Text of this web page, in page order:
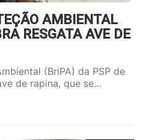
AMBIENTAL
RESGATA AVE DE
(BriPA) da PSP de
de rapina, que se…